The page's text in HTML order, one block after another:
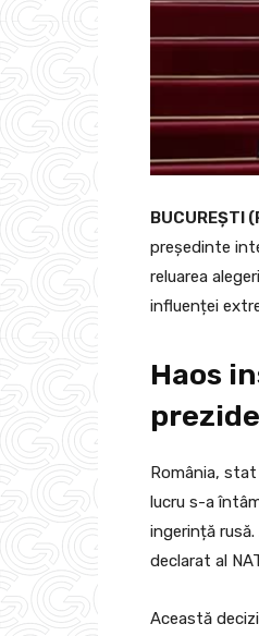
BUCUREȘTI
președinte
reluarea
influenței
Haos
România,
lucru s-a
ingerință
declarat al
Această